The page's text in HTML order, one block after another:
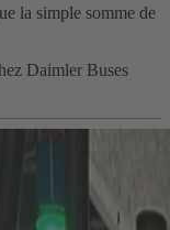
la simple somme de
Daimler Buses